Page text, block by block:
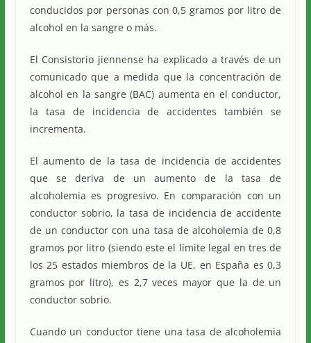
conducidos por personas con 0,5 gramos por litro de
alcohol en la sangre o más.
El Consistorio jiennense ha explicado a través de un
comunicado que a medida que la concentración de
alcohol en la sangre (BAC) aumenta en el conductor,
la tasa de incidencia de accidentes también se
incrementa.
El aumento de la tasa de incidencia de accidentes
que se deriva de un aumento de la tasa de
alcoholemia es progresivo. En comparación con un
conductor sobrio, la tasa de incidencia de accidente
de un conductor con una tasa de alcoholemia de 0,8
gramos por litro (siendo este el límite legal en tres de
los 25 estados miembros de la UE, en España es 0,3
gramos por litro), es 2,7 veces mayor que la de un
conductor sobrio.
Cuando un conductor tiene una tasa de alcoholemia